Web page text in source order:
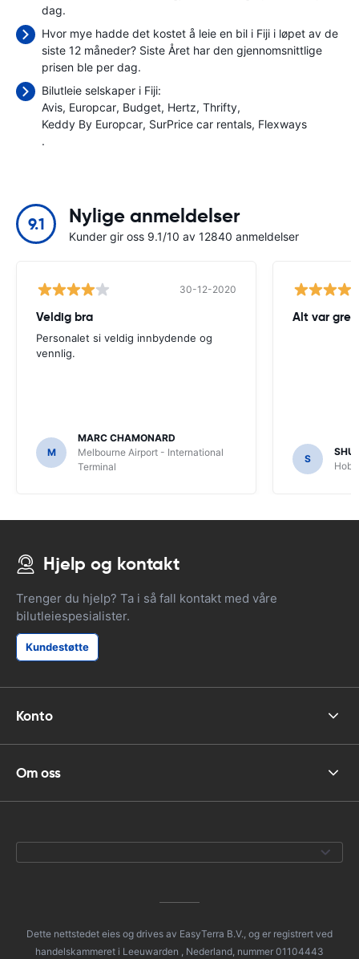
dag.
Hvor mye hadde det kostet å leie en bil i Fiji i løpet av de
siste 12 måneder? Siste Året har den gjennomsnittlige
prisen ble per dag.
Bilutleie selskaper i Fiji:
Avis Europcar Budget Hertz Thrifty
Keddy By Europcar SurPrice car rentals Flexways
.
9.1 Nylige anmeldelser
Kunder gir oss 9.1/10 av 12840 anmeldelser
30-12-2020
Veldig bra
Personalet si veldig innbydende og
vennlig.
M
MARC CHAMONARD
Melbourne Airport - International
Terminal
Alt var greit
S
Hjelp og kontakt
Trenger du hjelp? Ta i så fall kontakt med våre
bilutleiespesialister.
Kundestøtte
Konto
Om oss
Dette nettstedet eies og drives av EasyTerra B.V., og er registrert ved
handelskammeret i Leeuwarden , Nederland, nummer 01104443